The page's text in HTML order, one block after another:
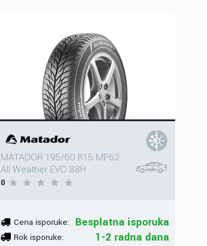
MATADOR 195/60 R15 MP62
All Weather EVO 88H
0
Cena isporuke: Besplatna isporuka
Rok isporuke: 1-2 radna dana